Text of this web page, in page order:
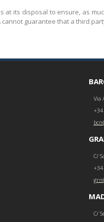
at its disposal to ensure, as
cannot guarantee that a third
Via
C/
C/